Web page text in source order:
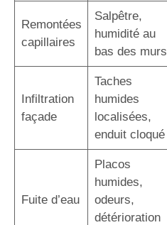
Remontées
capillaires
Salpêtre,
humidité au
bas des murs
Infiltration
façade
Taches
humides
localisées,
enduit cloqué
Fuite d’eau
Placos
humides,
odeurs,
détérioration